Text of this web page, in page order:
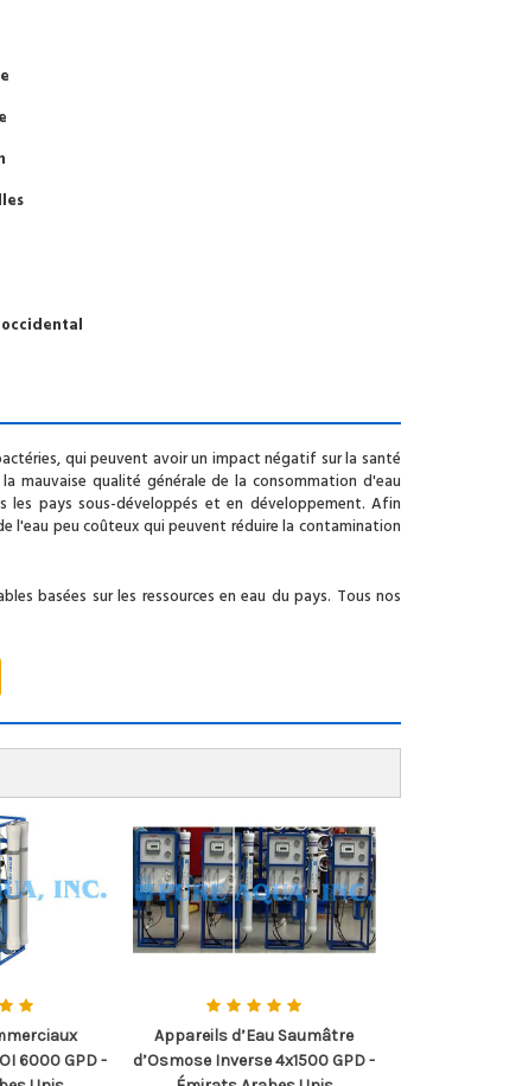
qui peuvent avoir un impact négatif sur la santé
mauvaise qualité générale de la consommation d'eau
pays sous-développés et en développement. Afin
l'eau peu coûteux qui peuvent réduire la contamination
basées sur les ressources en eau du pays. Tous nos
6000 GPD -
Appareils d’Eau Saumâtre
d’Osmose Inverse 4x1500 GPD -